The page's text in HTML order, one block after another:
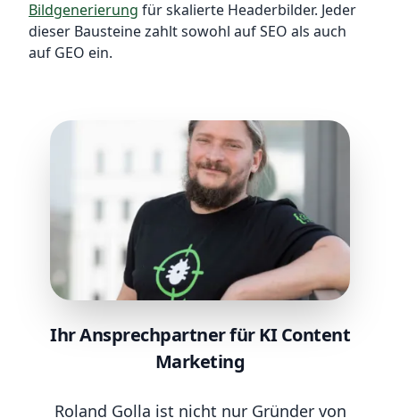
Bildgenerierung für skalierte Headerbilder. Jeder
dieser Bausteine zahlt sowohl auf SEO als auch
auf GEO ein.
Ihr Ansprechpartner für KI Content
Marketing
Roland Golla ist nicht nur Gründer von